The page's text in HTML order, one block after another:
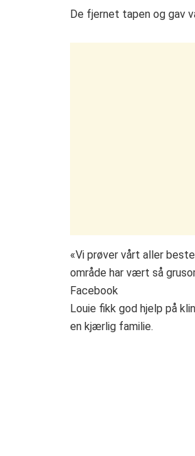
De fjernet tapen og gav
«Vi prøver vårt aller
område har vært så
Facebook
Louie fikk god hjelp på
en kjærlig familie.